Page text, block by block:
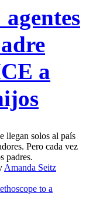
a
llegan solos al país
Pero cada vez
padres.
Amanda Seitz